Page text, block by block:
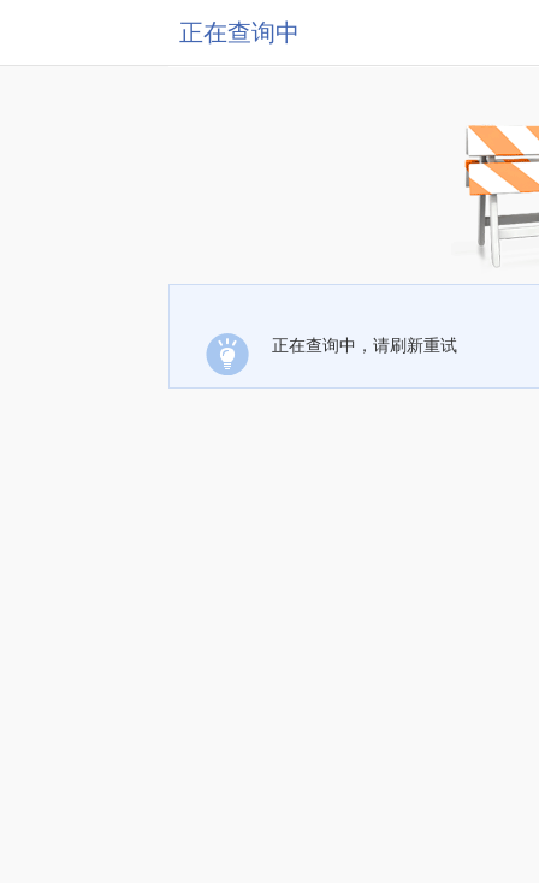
正在查询中
正在查询中，请刷新重试